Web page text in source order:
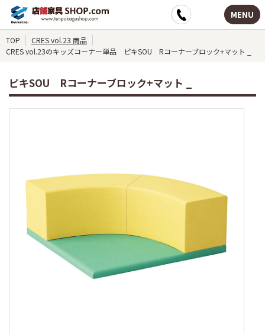
MENU
TOP
CRES vol.23 商品
CRES vol.23のキッズコーナー単品 ピキSOU Rコーナーブロック+マット _
ピキSOU Rコーナーブロック+マット _